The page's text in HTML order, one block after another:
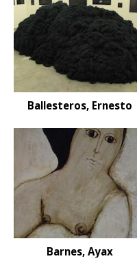
Ballesteros, Ernesto
Barnes, Ayax